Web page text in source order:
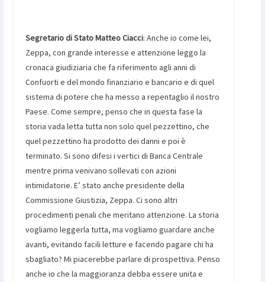
Segretario di Stato Matteo Ciacci: Anche io come lei,
Zeppa, con grande interesse e attenzione leggo la
cronaca giudiziaria che fa riferimento agli anni di
Confuorti e del mondo finanziario e bancario e di quel
sistema di potere che ha messo a repentaglio il nostro
Paese. Come sempre, penso che in questa fase la
storia vada letta tutta non solo quel pezzettino, che
quel pezzettino ha prodotto dei danni e poi è
terminato. Si sono difesi i vertici di Banca Centrale
mentre prima venivano sollevati con azioni
intimidatorie. E’ stato anche presidente della
Commissione Giustizia, Zeppa. Ci sono altri
procedimenti penali che meritano attenzione. La storia
vogliamo leggerla tutta, ma vogliamo guardare anche
avanti, evitando facili letture e facendo pagare chi ha
sbagliato? Mi piacerebbe parlare di prospettiva. Penso
anche io che la maggioranza debba essere unita e